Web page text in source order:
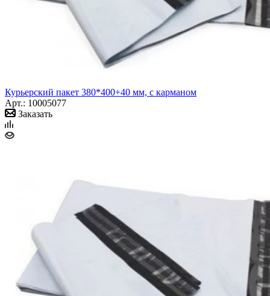
Курьерский пакет 380*400+40 мм, с карманом
Арт.: 10005077
Заказать